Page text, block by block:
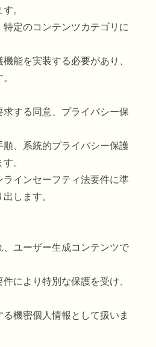
。
定のコンテンツカテゴリに
能を実装する必要があり、
する同意、プライバシー保
、系統的プライバシー保護
。
インセーフティ法要件に準
します。
ユーザー生成コンテンツで
により特別な保護を受け、
機密個人情報として扱いま